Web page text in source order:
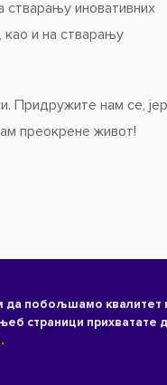
да побољшамо квалитет
страници прихватате
стварању иновативних
као и на стварању
Придружите нам се, јер
преокрене живот!